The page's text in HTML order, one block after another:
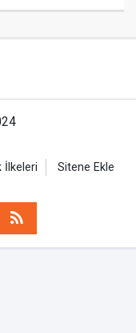
İlkeleri Sitene Ekle